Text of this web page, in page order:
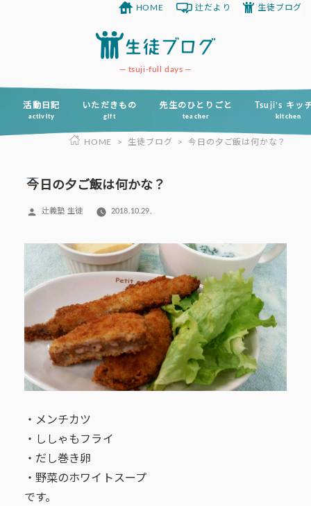
ツ
tsuji-full days
活動日記
activity
いただきもの
gift
先生のひとりごと
teacher
Tsuji’s キッ
kitchen
HOME 辻だより 生徒ブログ
HOME > 生徒ブログ > 今日の夕ご飯は何かな？
今日の夕ご飯は何かな？
投
辻義塾 生徒 2018.10.29.
・メンチカツ
・ししゃもフライ
・だし巻き卵
・野菜のホワイトスープ
です。